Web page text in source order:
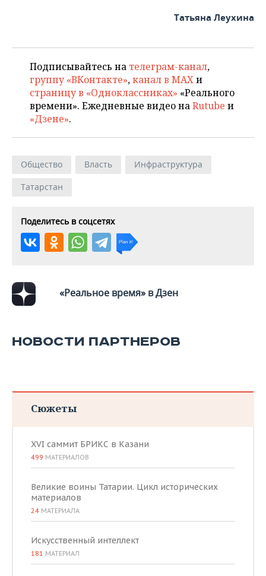
Татьяна Леухина
Подписывайтесь на телеграм-канал,
группу «ВКонтакте»,канал в MAXи
страницу в «Одноклассниках» «Реального
времени». Ежедневные видео наRutube и
«Дзене».
Общество Власть
Инфраструктура
Татарстан
Поделитесь в соцсетях
«Реальное время» в Дзен
НОВОСТИ ПАРТНЕРОВ
Сюжеты
XVI саммит БРИКС в Казани
499 МАТЕРИАЛОВ
Великие воины Татарии. Цикл исторических
материалов
24 МАТЕРИАЛА
Искусственный интеллект
181 МАТЕРИАЛ